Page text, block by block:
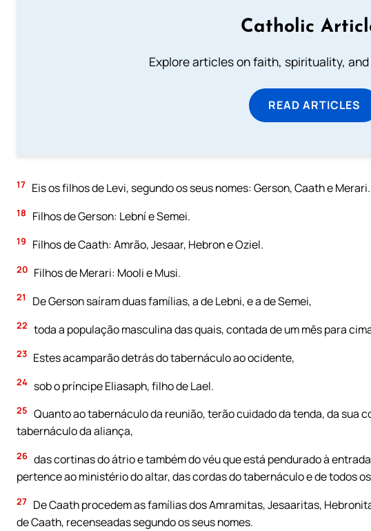
Catholic
Explore articles on faith, spirituality,
READ ARTICLES
17 Eis os filhos de Levi, segundo os seus nomes: Gerson, Caath e Merari.
18 Filhos de Ger­son: Lební e Semei.
19 Filhos de Caath: Amrão, Jesaar, Hebron e Oziel.
20 Filhos de Merari: Mooli e Musi.
21 De Gerson saíram duas famílias, a de Lebni, e a de Semei,
22 toda a população masculina das quais, contada de um mês para
23 Estes acamparão detrás do tabernáculo ao ocidente,
24 sob o príncipe Eliasaph, filho de Lael.
25 Quanto ao tabernáculo da reunião, terão cuidado da tenda, da sua
tabernáculo da aliança,
26 das cortinas do átrio e também do véu que está pendurado à
pertence ao ministério do altar, das cordas do tabernáculo e de todos
27 De Caath procedem as famílias dos Amramitas, Jesaaritas,
de Caath, recenseadas segundo os seus nomes.